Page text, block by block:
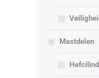
Mastdelen